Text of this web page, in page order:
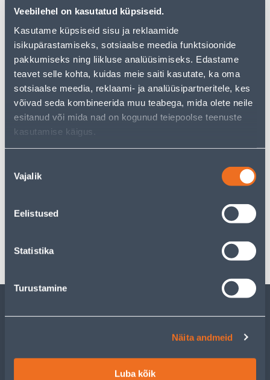
Veebilehel on kasutatud küpsiseid.
Kasutame küpsiseid sisu ja reklaamide
isikupärastamiseks, sotsiaalse meedia funktsioonide
pakkumiseks ning liikluse analüüsimiseks. Edastame
teavet selle kohta, kuidas meie saiti kasutate, ka oma
sotsiaalse meedia, reklaami- ja analüüsipartneritele, kes
võivad seda kombineerida muu teabega, mida olete neile
esitanud või mida nad on kogunud teiepoolse teenuste
kasutamise käigus.
valik
Vajalik
Eelistused
Statistika
Turustamine
Näita andmeid
Luba kõik
We apologize, but we inform you that the desired
product is currently temporarily out of stock due to
high demand. However, we offer excellent alternatives
from the sameproduct category, which can bring you
just as much joy!
But your shopping pleasure doesn't have to end here -
you can continue your research by returning to the
homepageor use our powerful search function to
discover even more great options. Happy shopping!
Delivery is not possible
Specification
CUSTOMER SERVICE